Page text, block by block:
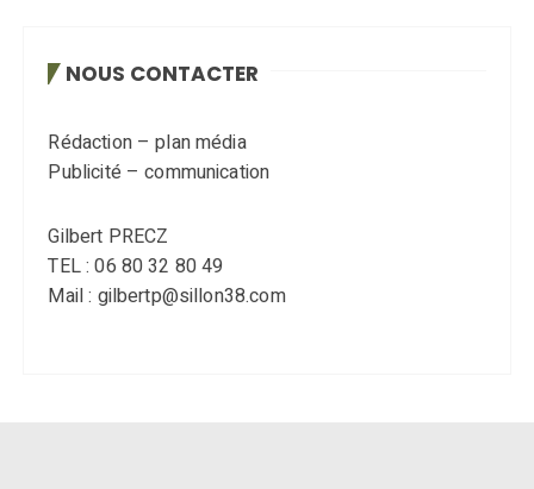
NOUS CONTACTER
Rédaction – plan média
Publicité – communication
Gilbert PRECZ
TEL : 06 80 32 80 49
Mail : gilbertp@sillon38.com